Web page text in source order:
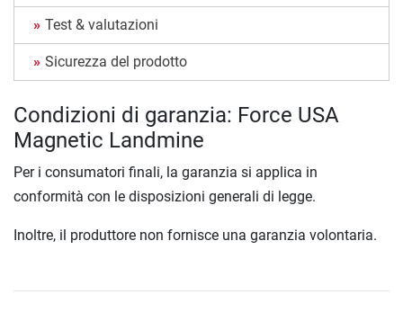
Test & valutazioni
Sicurezza del prodotto
Condizioni di garanzia: Force USA
Magnetic Landmine
Per i consumatori finali, la garanzia si applica in
conformità con le disposizioni generali di legge.
Inoltre, il produttore non fornisce una garanzia volontaria.